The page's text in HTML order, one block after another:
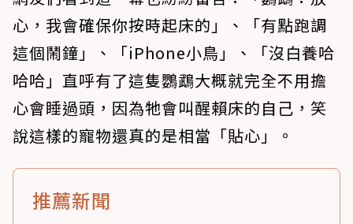
心，我會確保你按時起床的」、「有點跑調
這個鬧鐘」、「iPhone小鳥」、「沒白養哈
哈哈」直呼有了這隻鸚鵡大概就完全不用擔
心會睡過頭，因為牠會叫醒賴床的自己，笑
說這樣的寵物還真的是相當「貼心」。
推薦新聞